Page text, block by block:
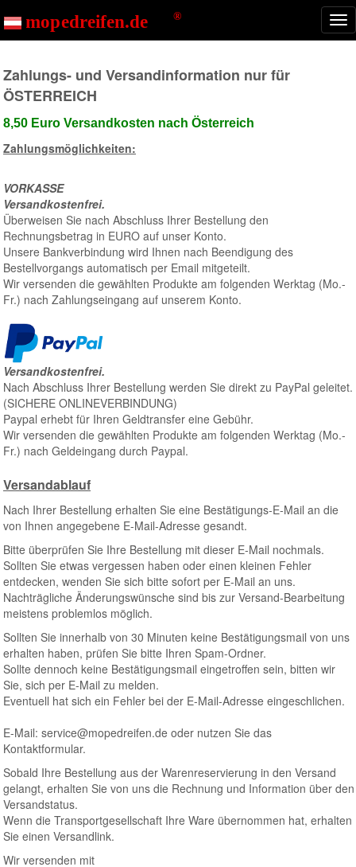
Zahlungsmöglichkeiten
Zahlungs- und Versandinformation nur für
ÖSTERREICH
8,50 Euro Versandkosten nach Österreich
Zahlungsmöglichkeiten:
VORKASSE
Versandkostenfrei.
Überweisen Sie nach Abschluss Ihrer Bestellung den
Rechnungsbetrag in EURO auf unser Konto.
Unsere Bankverbindung wird Ihnen nach Beendigung des
Bestellvorgangs automatisch per Email mitgeteilt.
Wir versenden die gewählten Produkte am folgenden Werktag (Mo.-
Fr.) nach Zahlungseingang auf unserem Konto.
Versandkostenfrei.
Nach Abschluss Ihrer Bestellung werden Sie direkt zu PayPal geleitet.
(SICHERE ONLINEVERBINDUNG)
Paypal erhebt für Ihren Geldtransfer eine Gebühr.
Wir versenden die gewählten Produkte am folgenden Werktag (Mo.-
Fr.) nach Geldeingang durch Paypal.
Versandablauf
Nach Ihrer Bestellung erhalten Sie eine Bestätigungs-E-Mail an die
von Ihnen angegebene E-Mail-Adresse gesandt.
Bitte überprüfen Sie Ihre Bestellung mit dieser E-Mail nochmals.
Sollten Sie etwas vergessen haben oder einen kleinen Fehler
entdecken, wenden Sie sich bitte sofort per E-Mail an uns.
Nachträgliche Änderungswünsche sind bis zur Versand-Bearbeitung
meistens problemlos möglich.
Sollten Sie innerhalb von 30 Minuten keine Bestätigungsmail von uns
erhalten haben, prüfen Sie bitte Ihren Spam-Ordner.
Sollte dennoch keine Bestätigungsmail eingetroffen sein, bitten wir
Sie, sich per E-Mail zu melden.
Eventuell hat sich ein Fehler bei der E-Mail-Adresse eingeschlichen.
E-Mail: service@mopedreifen.de oder nutzen Sie das
Kontaktformular.
Sobald Ihre Bestellung aus der Warenreservierung in den Versand
gelangt, erhalten Sie von uns die Rechnung und Information über den
Versandstatus.
Wenn die Transportgesellschaft Ihre Ware übernommen hat, erhalten
Sie einen Versandlink.
Wir versenden mit